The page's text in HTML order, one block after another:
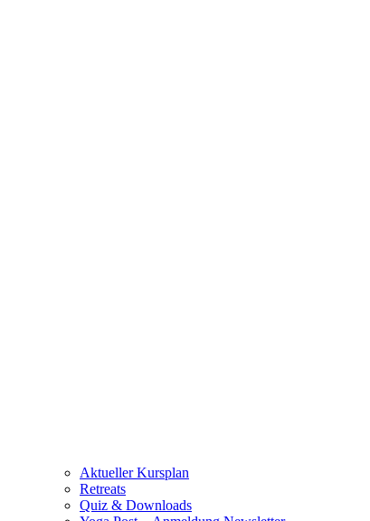
Aktueller Kursplan
Retreats
Quiz & Downloads